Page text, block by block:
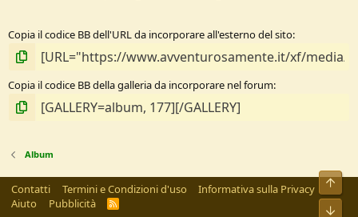
Copia il codice BB dell'URL da incorporare all'esterno del sito
Copia il codice BB della galleria da incorporare nel forum
Album
Contatti Termini e Condizioni d'uso
Informativa sulla Privacy
Aiuto
Pubblicità
R
S
Alto